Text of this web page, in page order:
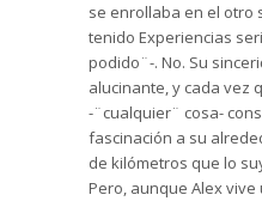
se enrollaba en el otro
tenido Experiencias
podido¨-. No. Su
alucinante, y cada vez
-¨cualquier¨ cosa-
fascinación a su
de kilómetros que lo
Pero, aunque Alex